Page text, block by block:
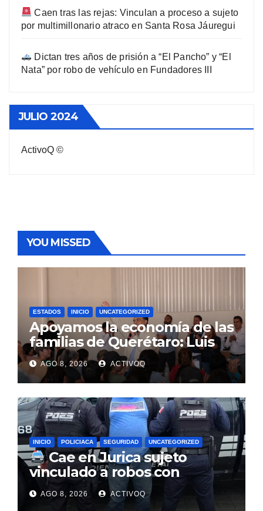
Caen tras las rejas: Vinculan a proceso a sujeto
por multimillonario atraco en Santa Rosa Jáuregui
Dictan tres años de prisión a “El Pancho” y “El
Nata” por robo de vehículo en Fundadores III
JULIO 2024
ActivoQ ©
YOU MISSED
ESTADOS INICIO UNCATEGORIZED
Apoyamos la economía de las
familias de Querétaro: Luis
Nava
AGO 8, 2026 ACTIVOQ
INICIO POLICIACA SEGURIDAD UNCATEGORIZED
Cae en Jurica sujeto
vinculado a robos con
violencia en negocios de
Querétaro y Guanajuato
AGO 8, 2026 ACTIVOQ